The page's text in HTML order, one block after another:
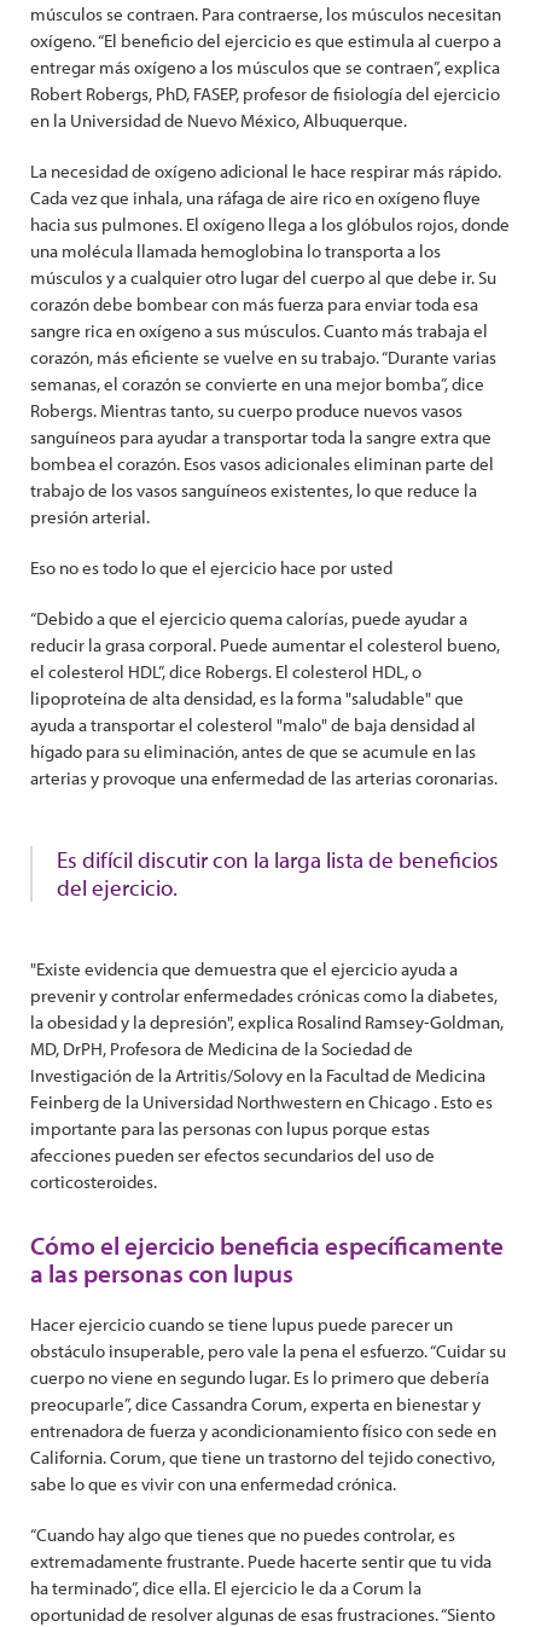
músculos se contraen. Para contraerse, los músculos necesitan
oxígeno. “El beneficio del ejercicio es que estimula al cuerpo a
entregar más oxígeno a los músculos que se contraen”, explica
Robert Robergs, PhD, FASEP, profesor de fisiología del ejercicio
en la Universidad de Nuevo México, Albuquerque.
La necesidad de oxígeno adicional le hace respirar más rápido.
Cada vez que inhala, una ráfaga de aire rico en oxígeno fluye
hacia sus pulmones. El oxígeno llega a los glóbulos rojos, donde
una molécula llamada hemoglobina lo transporta a los
músculos y a cualquier otro lugar del cuerpo al que debe ir. Su
corazón debe bombear con más fuerza para enviar toda esa
sangre rica en oxígeno a sus músculos. Cuanto más trabaja el
corazón, más eficiente se vuelve en su trabajo. “Durante varias
semanas, el corazón se convierte en una mejor bomba”, dice
Robergs. Mientras tanto, su cuerpo produce nuevos vasos
sanguíneos para ayudar a transportar toda la sangre extra que
bombea el corazón. Esos vasos adicionales eliminan parte del
trabajo de los vasos sanguíneos existentes, lo que reduce la
presión arterial.
Eso no es todo lo que el ejercicio hace por usted
“Debido a que el ejercicio quema calorías, puede ayudar a
reducir la grasa corporal. Puede aumentar el colesterol bueno,
el colesterol HDL”, dice Robergs. El colesterol HDL, o
lipoproteína de alta densidad, es la forma "saludable" que
ayuda a transportar el colesterol "malo" de baja densidad al
hígado para su eliminación, antes de que se acumule en las
arterias y provoque una enfermedad de las arterias coronarias.
Es difícil discutir con la larga lista de beneficios
del ejercicio.
"Existe evidencia que demuestra que el ejercicio ayuda a
prevenir y controlar enfermedades crónicas como la diabetes,
la obesidad y la depresión", explica Rosalind Ramsey-Goldman,
MD, DrPH, Profesora de Medicina de la Sociedad de
Investigación de la Artritis/Solovy en la Facultad de Medicina
Feinberg de la Universidad Northwestern en Chicago . Esto es
importante para las personas con lupus porque estas
afecciones pueden ser efectos secundarios del uso de
corticosteroides.
Cómo el ejercicio beneficia específicamente
a las personas con lupus
Hacer ejercicio cuando se tiene lupus puede parecer un
obstáculo insuperable, pero vale la pena el esfuerzo. “Cuidar su
cuerpo no viene en segundo lugar. Es lo primero que debería
preocuparle”, dice Cassandra Corum, experta en bienestar y
entrenadora de fuerza y ​​acondicionamiento físico con sede en
California. Corum, que tiene un trastorno del tejido conectivo,
sabe lo que es vivir con una enfermedad crónica.
“Cuando hay algo que tienes que no puedes controlar, es
extremadamente frustrante. Puede hacerte sentir que tu vida
ha terminado”, dice ella. El ejercicio le da a Corum la
oportunidad de resolver algunas de esas frustraciones. “Siento